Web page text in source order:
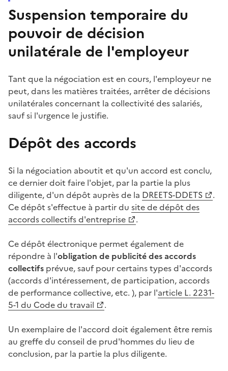
Suspension temporaire du
pouvoir de décision
unilatérale de l'employeur
Tant que la négociation est en cours, l'employeur ne
peut, dans les matières traitées, arrêter de décisions
unilatérales concernant la collectivité des salariés,
sauf si l'urgence le justifie.
Dépôt des accords
Si la négociation aboutit et qu'un accord est conclu,
ce dernier doit faire l'objet, par la partie la plus
diligente, d'un dépôt auprès de la DREETS-DDETS
.
Ce dépôt s'effectue à partir du site de dépôt des
accords collectifs d'entreprise
.
Ce dépôt électronique permet également de
répondre à l'obligation de publicité des accords
collectifs prévue, sauf pour certains types d'accords
(accords d'intéressement, de participation, accords
de performance collective, etc. ), par l'article L. 2231-
5-1 du Code du travail
.
Un exemplaire de l'accord doit également être remis
au greffe du conseil de prud'hommes du lieu de
conclusion, par la partie la plus diligente.